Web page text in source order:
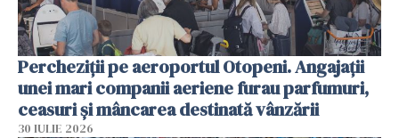
Percheziții pe aeroportul Otopeni. Angajații
unei mari companii aeriene furau parfumuri,
ceasuri și mâncarea destinată vânzării
30 IULIE 2026